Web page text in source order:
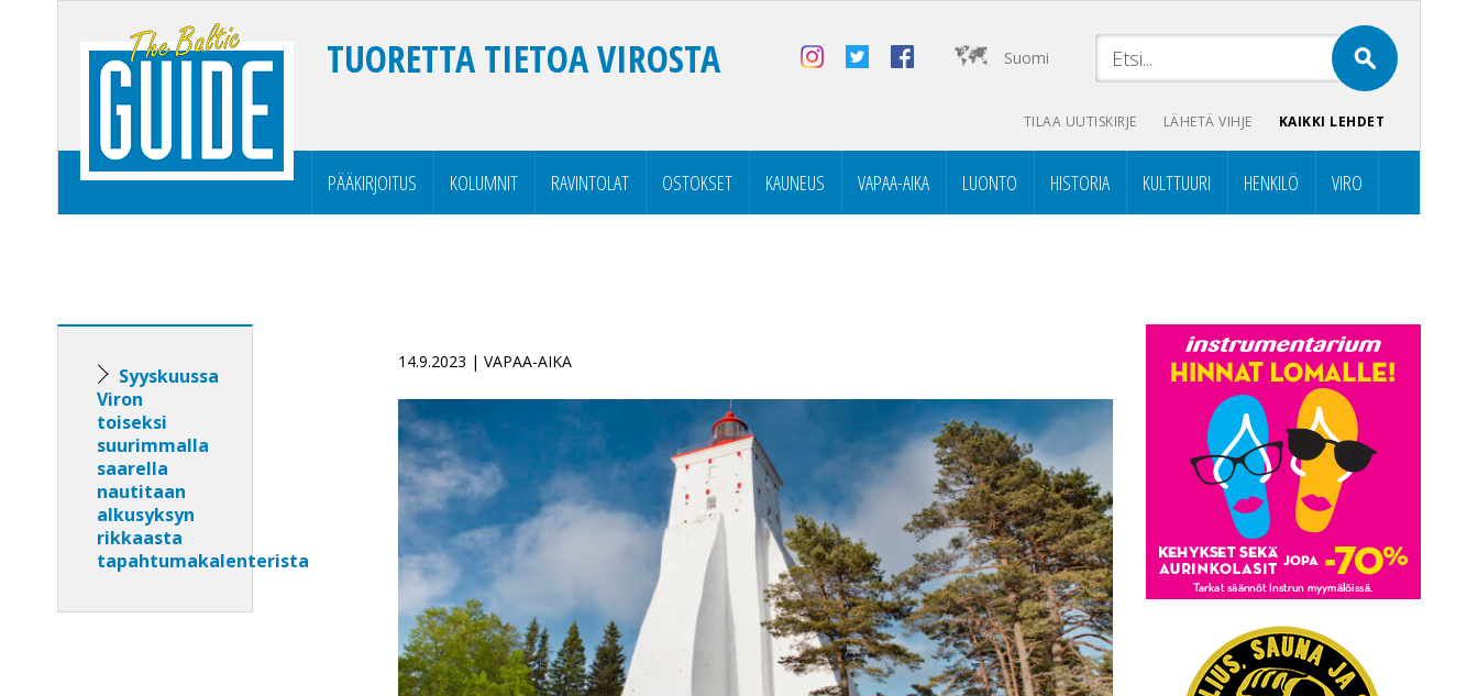
Suomi
TUORETTA TIETOA VIROSTA
TILAA UUTISKIRJE LÄHETÄ VIHJE KAIKKI LEHDET
PÄÄKIRJOITUS KOLUMNIT RAVINTOLAT OSTOKSET KAUNEUS VAPAA-AIKA LUONTO HISTORIA KULTTUURI HENKILÖ VIRO
Syyskuussa
Viron
toiseksi
suurimmalla
saarella
nautitaan
alkusyksyn
rikkaasta
tapahtumakalenterista
14.9.2023 | VAPAA-AIKA